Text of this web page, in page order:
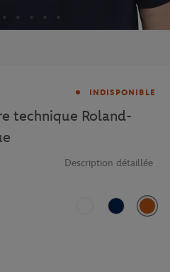
INDISPONIBLE
technique Roland-
Description détaillée
Marine